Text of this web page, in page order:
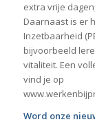
extra vrije
Daarnaast is er
Inzetbaarheid
bijvoorbeeld
vitaliteit. Een
vind je op
Word onze